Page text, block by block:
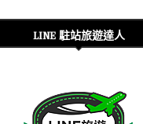
LINE 駐站旅遊達人